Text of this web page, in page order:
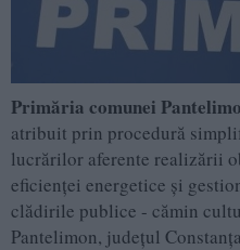
Primăria comunei
atribuit prin procedură
lucrărilor aferente realizării
eficienţei energetice şi
clădirile publice - cămin
Pantelimon, județul